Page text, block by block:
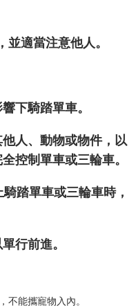
適當注意他人。
下騎踏單車。
人、動物或物件，以
控制單車或三輪車。
踏單車或三輪車時，
行前進。
能攜寵物入內。